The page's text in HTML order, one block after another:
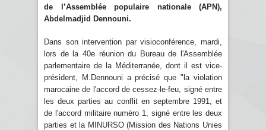
de l’Assemblée populaire nationale (APN),
Abdelmadjid Dennouni.
Dans son intervention par visioconférence, mardi,
lors de la 40e réunion du Bureau de l'Assemblée
parlementaire de la Méditerranée, dont il est vice-
président, M.Dennouni a précisé que "la violation
marocaine de l'accord de cessez-le-feu, signé entre
les deux parties au conflit en septembre 1991, et
de l'accord militaire numéro 1, signé entre les deux
parties et la MINURSO (Mission des Nations Unies